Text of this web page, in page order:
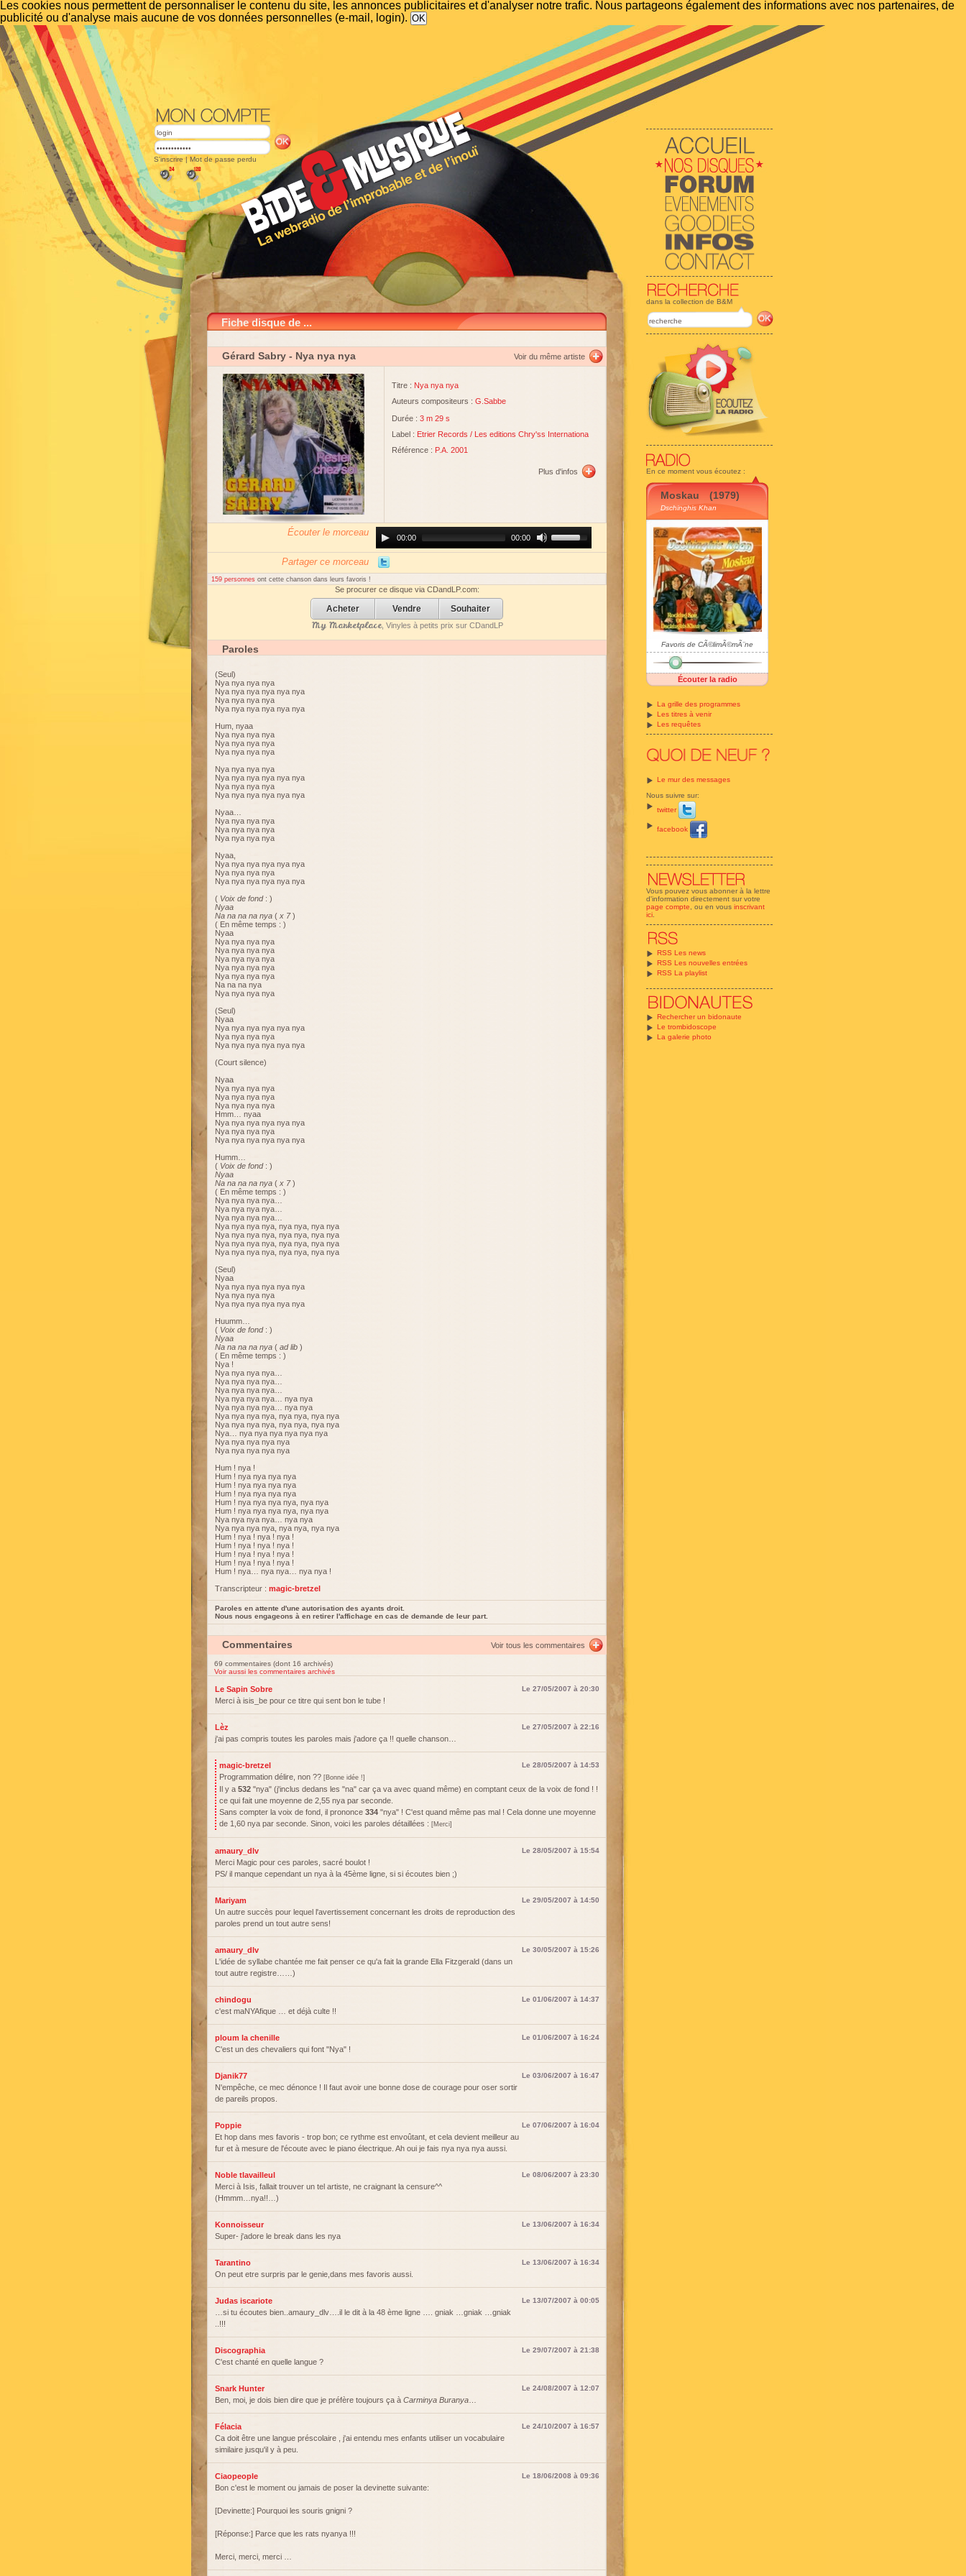
Les cookies nous permettent de personnaliser le contenu du site, les annonces publicitaires et d'analyser notre trafic. Nous partageons également des informations avec nos partenaires, de
publicité ou d'analyse mais aucune de vos données personnelles (e-mail, login).
dans la collection de B&M
En ce moment vous écoutez :
Moskau (1979)
Dschinghis Khan
Favoris de CÃ©limÃ©mÃ¨ne
Écouter la radio
La grille des programmes
Les titres à venir
Les requêtes
Le mur des messages
Nous suivre sur:
twitter
facebook
Vous pouvez vous abonner à la lettre
d'information directement sur votre
page compte , ou en vous inscrivant
ici
RSS Les news
RSS Les nouvelles entrées
RSS La playlist
Rechercher un bidonaute
Le trombidoscope
La galerie photo
S'inscrire | Mot de passe perdu
Fiche disque de ...
Gérard Sabry - Nya nya nya Voir du même artiste
Titre : Nya nya nya
Auteurs compositeurs : G.Sabbe
Durée : 3 m 29 s
Label : Etrier Records / Les editions Chry'ss Internationa
Référence : P.A. 2001
Plus d'infos
Écouter le morceau
Player00:00 00:00
Up/Down
Arrow
increase
or
Partager ce morceau
159 personnes ont cette chanson dans leurs favoris !
Se procurer ce disque via CDandLP.com:
Acheter Vendre Souhaiter
My Marketplace, Vinyles à petits prix sur CDandLP
Paroles
(Seul)
Nya nya nya nya
Nya nya nya nya nya nya
Nya nya nya nya
Nya nya nya nya nya nya
Hum, nyaa
Nya nya nya nya
Nya nya nya nya
Nya nya nya nya
Nya nya nya nya
Nya nya nya nya nya nya
Nya nya nya nya
Nya nya nya nya nya nya
Nyaa…
Nya nya nya nya
Nya nya nya nya
Nya nya nya nya
Nyaa,
Nya nya nya nya nya nya
Nya nya nya nya
Nya nya nya nya nya nya
( Voix de fond: )
Nyaa
Na na na na nya ( x 7)
( En même temps : )
Nyaa
Nya nya nya nya
Nya nya nya nya
Nya nya nya nya
Nya nya nya nya
Nya nya nya nya
Na na na nya
Nya nya nya nya
(Seul)
Nyaa
Nya nya nya nya nya nya
Nya nya nya nya
Nya nya nya nya nya nya
(Court silence)
Nyaa
Nya nya nya nya
Nya nya nya nya
Nya nya nya nya
Hmm… nyaa
Nya nya nya nya nya nya
Nya nya nya nya
Nya nya nya nya nya nya
Humm…
( Voix de fond: )
Nyaa
Na na na na nya ( x 7)
( En même temps : )
Nya nya nya nya…
Nya nya nya nya…
Nya nya nya nya…
Nya nya nya nya, nya nya, nya nya
Nya nya nya nya, nya nya, nya nya
Nya nya nya nya, nya nya, nya nya
Nya nya nya nya, nya nya, nya nya
(Seul)
Nyaa
Nya nya nya nya nya nya
Nya nya nya nya
Nya nya nya nya nya nya
Huumm…
( Voix de fond: )
Nyaa
Na na na na nya ( ad lib )
( En même temps : )
Nya !
Nya nya nya nya…
Nya nya nya nya…
Nya nya nya nya…
Nya nya nya nya… nya nya
Nya nya nya nya… nya nya
Nya nya nya nya, nya nya, nya nya
Nya nya nya nya, nya nya, nya nya
Nya… nya nya nya nya nya nya
Nya nya nya nya nya
Nya nya nya nya nya
Hum ! nya !
Hum ! nya nya nya nya
Hum ! nya nya nya nya
Hum ! nya nya nya nya
Hum ! nya nya nya nya, nya nya
Hum ! nya nya nya nya, nya nya
Nya nya nya nya… nya nya
Nya nya nya nya, nya nya, nya nya
Hum ! nya ! nya ! nya !
Hum ! nya ! nya ! nya !
Hum ! nya ! nya ! nya !
Hum ! nya ! nya ! nya !
Hum ! nya… nya nya… nya nya !
Transcripteur : magic-bretzel
Paroles en attente d'une autorisation des ayants droit.
Nous nous engageons à en retirer l'affichage en cas de demande de leur part.
Commentaires Voir tous les commentaires
69 commentaires (dont 16 archivés)
Voir aussi les commentaires archivés
Le Sapin Sobre Le 27/05/2007 à 20:30
Merci à isis_be pour ce titre qui sent bon le tube !
Lèz Le 27/05/2007 à 22:16
j'ai pas compris toutes les paroles mais j'adore ça !! quelle chanson…
magic-bretzel Le 28/05/2007 à 14:53
Programmation délire, non ?? [Bonne idée !]
Il y a 532 "nya" (j'inclus dedans les "na" car ça va avec quand même) en comptant ceux de la voix de fond ! !
ce qui fait une moyenne de 2,55 nya par seconde.
Sans compter la voix de fond, il prononce 334 "nya" ! C'est quand même pas mal ! Cela donne une moyenne
de 1,60 nya par seconde. Sinon, voici les paroles détaillées : [Merci]
amaury_dlv Le 28/05/2007 à 15:54
Merci Magic pour ces paroles, sacré boulot !
PS/ il manque cependant un nya à la 45ème ligne, si si écoutes bien ;)
Mariyam Le 29/05/2007 à 14:50
Un autre succès pour lequel l'avertissement concernant les droits de reproduction des
paroles prend un tout autre sens!
amaury_dlv Le 30/05/2007 à 15:26
L'idée de syllabe chantée me fait penser ce qu'a fait la grande Ella Fitzgerald (dans un
tout autre registre……)
chindogu Le 01/06/2007 à 14:37
c'est maNYAfique … et déjà culte !!
ploum la chenille Le 01/06/2007 à 16:24
C'est un des chevaliers qui font "Nya" !
Djanik77 Le 03/06/2007 à 16:47
N'empêche, ce mec dénonce ! Il faut avoir une bonne dose de courage pour oser sortir
de pareils propos.
Poppie Le 07/06/2007 à 16:04
Et hop dans mes favoris - trop bon; ce rythme est envoûtant, et cela devient meilleur au
fur et à mesure de l'écoute avec le piano électrique. Ah oui je fais nya nya nya aussi.
Noble tlavailleul Le 08/06/2007 à 23:30
Merci à Isis, fallait trouver un tel artiste, ne craignant la censure^^
(Hmmm…nya!!…)
Konnoisseur Le 13/06/2007 à 16:34
Super- j'adore le break dans les nya
Tarantino Le 13/06/2007 à 16:34
On peut etre surpris par le genie,dans mes favoris aussi.
Judas iscariote Le 13/07/2007 à 00:05
…si tu écoutes bien..amaury_dlv….il le dit à la 48 ème ligne …. gniak …gniak …gniak
..!!!
Discographia Le 29/07/2007 à 21:38
C'est chanté en quelle langue ?
Snark Hunter Le 24/08/2007 à 12:07
Ben, moi, je dois bien dire que je préfère toujours ça à Carminya Buranya
Félacia Le 24/10/2007 à 16:57
Ca doit être une langue préscolaire , j'ai entendu mes enfants utiliser un vocabulaire
similaire jusqu'il y à peu.
Ciaopeople Le 18/06/2008 à 09:36
Bon c'est le moment ou jamais de poser la devinette suivante:
[Devinette:] Pourquoi les souris gnigni ?
[Réponse:] Parce que les rats nyanya !!!
Merci, merci, merci …